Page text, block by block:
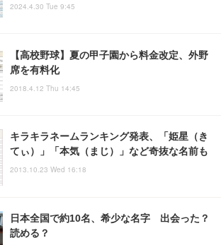
2024.4.30 Tue 9:45
【高校野球】夏の甲子園から料金改定、外野
席を有料化
2018.4.12 Thu 14:45
キラキラネームランキング発表、「姫星（き
てぃ）」「本気（まじ）」など奇抜な名前も
2013.10.23 Wed 16:18
日本全国で約10名、希少な名字 出会った？
読める？